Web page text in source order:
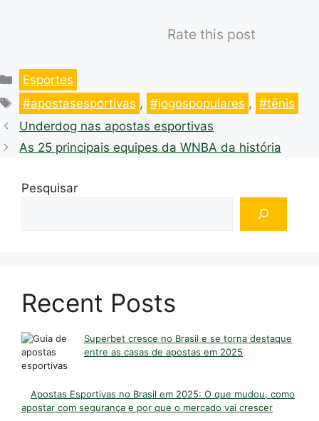
Rate this post
Esportes
#apostasesportivas , #jogospopulares , #tênis
Underdog nas apostas esportivas
As 25 principais equipes da WNBA da história
Pesquisar
Recent Posts
Superbet cresce no Brasil e se torna destaque
entre as casas de apostas em 2025
Apostas Esportivas no Brasil em 2025: O que mudou, como
apostar com segurança e por que o mercado vai crescer